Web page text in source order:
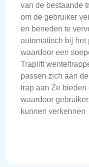
van de bestaande
om de gebruiker
en beneden te
automatisch bij het
waardoor een
Traplift
passen zich aan
trap aan Ze
waardoor
kunnen verkennen